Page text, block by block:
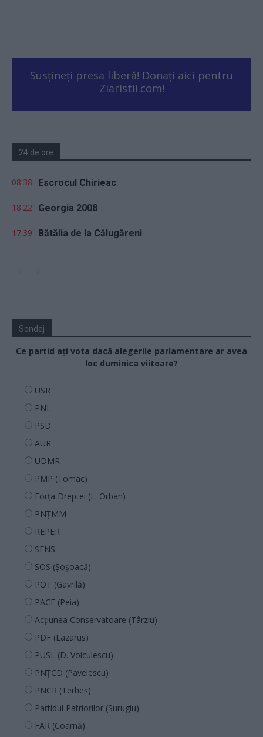
Susțineți presa liberă! Donați aici pentru
Ziaristii.com!
24 de ore
08.38 Escrocul Chirieac
18.22 Georgia 2008
17.39 Bătălia de la Călugăreni
Sondaj
Ce partid ați vota dacă alegerile parlamentare ar avea
loc duminica viitoare?
USR
PNL
PSD
AUR
UDMR
PMP (Tomac)
Forța Dreptei (L. Orban)
PNȚMM
REPER
SENS
SOS (Șoșoacă)
POT (Gavrilă)
PACE (Peia)
Acțiunea Conservatoare (Târziu)
PDF (Lazarus)
PUSL (D. Voiculescu)
PNȚCD (Pavelescu)
PNCR (Terheș)
Partidul Patrioților (Surugiu)
FAR (Coarnă)